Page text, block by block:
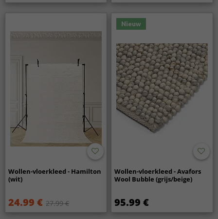
Wollen-vloerkleed - Hamilton
(wit)
24.99 € 27.99 €
Nieuw
Wollen-vloerkleed - Avafors
Wool Bubble (grijs/beige)
95.99 €